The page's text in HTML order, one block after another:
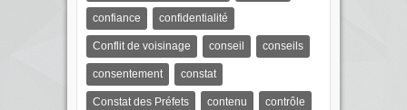
confiance confidentialité
Conflit de voisinage conseil conseils
consentement constat
Constat des Préfets contenu contrôle